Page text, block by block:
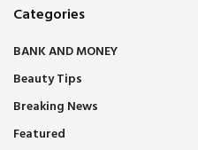
Categories
BANK AND MONEY
Beauty Tips
Breaking News
Featured